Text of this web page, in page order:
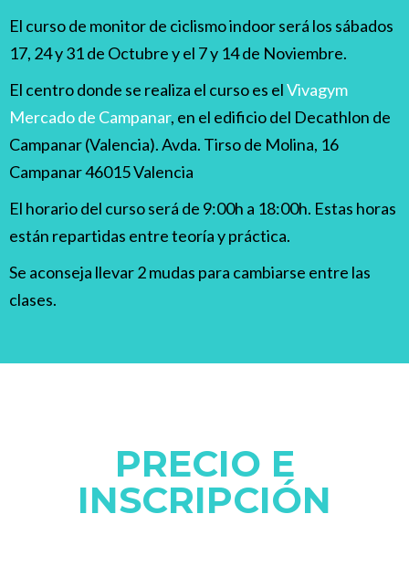
El curso de monitor de ciclismo indoor será los sábados
17, 24 y 31 de Octubre y el 7 y 14 de Noviembre.
El centro donde se realiza el curso es elVivagym
Mercado de Campanar, en el edificio del Decathlon de
Campanar (Valencia). Avda. Tirso de Molina, 16
Campanar 46015 Valencia
El horario del curso será de 9:00h a 18:00h. Estas horas
están repartidas entre teoría y práctica.
Se aconseja llevar 2 mudas para cambiarse entre las
clases.
PRECIO E
INSCRIPCIÓN